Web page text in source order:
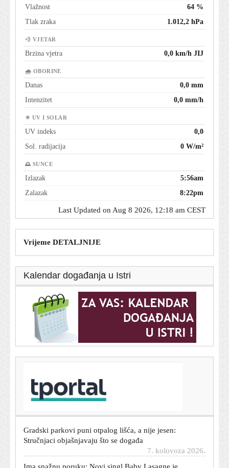
Vlažnost
64 %
Tlak zraka
1.012,2 hPa
💨 VJETAR
Brzina vjetra 0,0 km/h JIJ
🌧 OBORINE
Danas
0,0 mm
Intenzitet
0,0 mm/h
☀ UV I SOLAR
UV indeks
0,0
Sol. radijacija
0 W/m²
🌅 SUNCE
Izlazak
5:56am
Zalazak
8:22pm
Last Updated on Aug 8 2026, 12:18 am CEST
Vrijeme DETALJNIJE
Kalendar događanja u Istri
Dnevni horoskop za 8. kolovoza 2026. - što vam
zvijezde danas donose
Stručnjaci objašnjavaju što se događa
Ima snažnu poruku: Novi singl Baby Lasagne je